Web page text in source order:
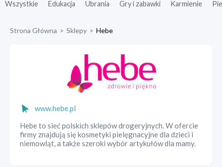
Wszystkie Edukacja Ubrania Gry i zabawki Karmienie
Strona Główna > Sklepy > Hebe
www.hebe.pl
Hebe to sieć polskich sklepów drogeryjnych. W ofercie
firmy znajdują się kosmetyki pielęgnacyjne dla dzieci i
niemowląt, a także szeroki wybór artykułów dla mamy.